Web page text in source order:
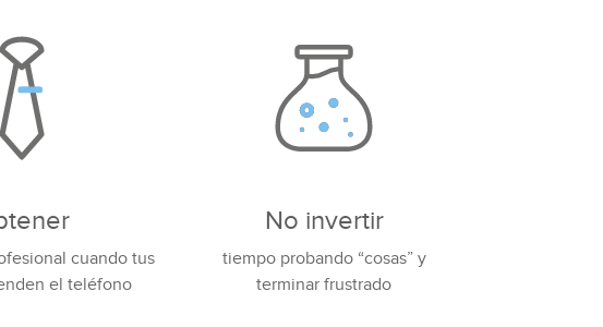
cuando tus
el teléfono
No invertir
tiempo probando “cosas” y
terminar frustrado